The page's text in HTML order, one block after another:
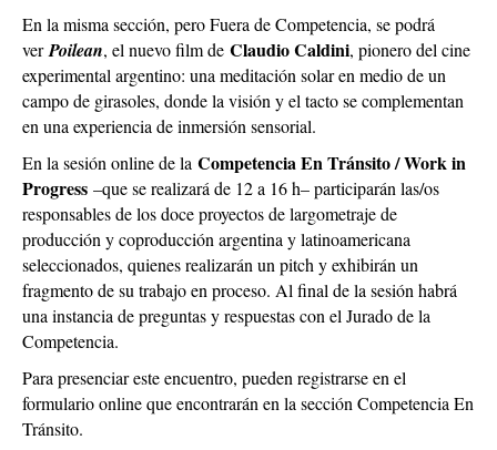
En la misma sección, pero Fuera de Competencia, se podrá
verPoilean, el nuevo film de Claudio Caldini, pionero del cine
experimental argentino: una meditación solar en medio de un
campo de girasoles, donde la visión y el tacto se complementan
en una experiencia de inmersión sensorial.
En la sesión online de la Competencia En Tránsito / Work in
Progress –que se realizará de 12 a 16 h– participarán las/os
responsables de los doce proyectos de largometraje de
producción y coproducción argentina y latinoamericana
seleccionados, quienes realizarán un pitch y exhibirán un
fragmento de su trabajo en proceso. Al final de la sesión habrá
una instancia de preguntas y respuestas con el Jurado de la
Competencia.
Para presenciar este encuentro, pueden registrarse en el
formulario online que encontrarán en la sección Competencia En
Tránsito.